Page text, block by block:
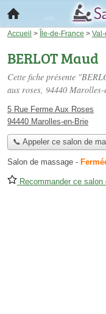
Accueil > Île-de-France >
BERLOT Maud
Cette fiche présente
aux roses, 94440 Marolles-
5 Rue Ferme Aux Roses
94440 Marolles-en-Brie
📞 Appeler ce salon de
Salon de massage -
Recommander ce